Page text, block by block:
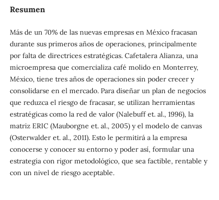
Resumen
Más de un 70% de las nuevas empresas en México fracasan
durante sus primeros años de operaciones, principalmente
por falta de directrices estratégicas. Cafetalera Alianza, una
microempresa que comercializa café molido en Monterrey,
México, tiene tres años de operaciones sin poder crecer y
consolidarse en el mercado. Para diseñar un plan de negocios
que reduzca el riesgo de fracasar, se utilizan herramientas
estratégicas como la red de valor (Nalebuff et. al., 1996), la
matriz ERIC (Mauborgne et. al., 2005) y el modelo de canvas
(Osterwalder et. al., 2011). Esto le permitirá a la empresa
conocerse y conocer su entorno y poder así, formular una
estrategia con rigor metodológico, que sea factible, rentable y
con un nivel de riesgo aceptable.